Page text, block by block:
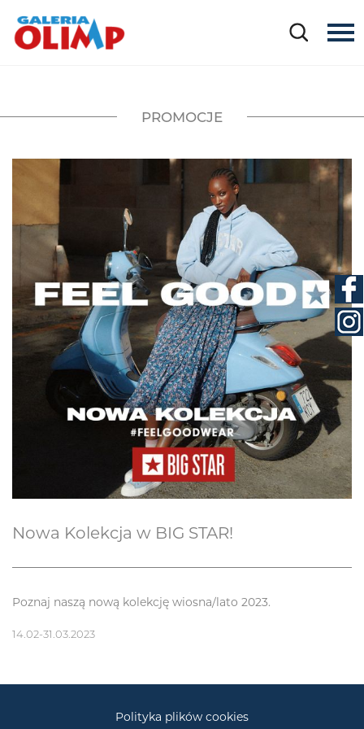
PROMOCJE
Nowa Kolekcja w BIG STAR!
Poznaj naszą nową kolekcję wiosna/lato 2023.
14.02-31.03.2023
Polityka plików cookies